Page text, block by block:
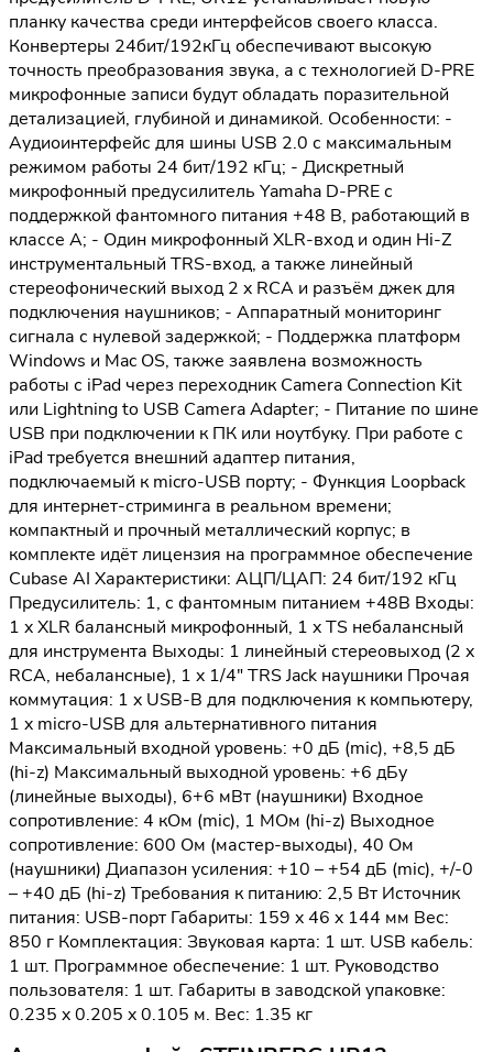
планку качества среди интерфейсов своего класса.
Конвертеры 24бит/192кГц обеспечивают высокую
точность преобразования звука, а с технологией D-PRE
микрофонные записи будут обладать поразительной
детализацией, глубиной и динамикой. Особенности: -
Аудиоинтерфейс для шины USB 2.0 с максимальным
режимом работы 24 бит/192 кГц; - Дискретный
микрофонный предусилитель Yamaha D-PRE с
поддержкой фантомного питания +48 В, работающий в
классе A; - Один микрофонный XLR-вход и один Hi-Z
инструментальный TRS-вход, а также линейный
стереофонический выход 2 x RCA и разъём джек для
подключения наушников; - Аппаратный мониторинг
сигнала с нулевой задержкой; - Поддержка платформ
Windows и Mac OS, также заявлена возможность
работы с iPad через переходник Camera Connection Kit
или Lightning to USB Camera Adapter; - Питание по шине
USB при подключении к ПК или ноутбуку. При работе с
iPad требуется внешний адаптер питания,
подключаемый к micro-USB порту; - Функция Loopback
для интернет-стриминга в реальном времени;
компактный и прочный металлический корпус; в
комплекте идёт лицензия на программное обеспечение
Cubase AI Характеристики: АЦП/ЦАП: 24 бит/192 кГц
Предусилитель: 1, с фантомным питанием +48В Входы:
1 x XLR балансный микрофонный, 1 x TS небалансный
для инструмента Выходы: 1 линейный стереовыход (2 x
RCA, небалансные), 1 x 1/4" TRS Jack наушники Прочая
коммутация: 1 x USB-B для подключения к компьютеру,
1 x micro-USB для альтернативного питания
Максимальный входной уровень: +0 дБ (mic), +8,5 дБ
(hi-z) Максимальный выходной уровень: +6 дБу
(линейные выходы), 6+6 мВт (наушники) Входное
сопротивление: 4 кОм (mic), 1 МОм (hi-z) Выходное
сопротивление: 600 Ом (мастер-выходы), 40 Ом
(наушники) Диапазон усиления: +10 – +54 дБ (mic), +/-0
– +40 дБ (hi-z) Требования к питанию: 2,5 Вт Источник
питания: USB-порт Габариты: 159 x 46 x 144 мм Вес:
850 г Комплектация: Звуковая карта: 1 шт. USB кабель:
1 шт. Программное обеспечение: 1 шт. Руководство
пользователя: 1 шт. Габариты в заводской упаковке:
0.235 x 0.205 x 0.105 м. Вес: 1.35 кг